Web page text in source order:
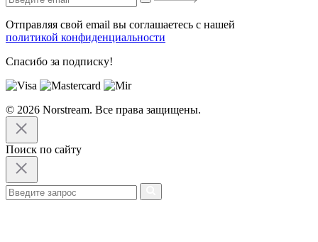
Отправляя свой email вы соглашаетесь с нашей
политикой конфиденциальности
Спасибо за подписку!
© 2026 Norstream. Все права защищены.
Поиск по сайту